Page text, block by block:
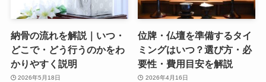
納骨の流れを解説｜いつ・
どこで・どう行うのかをわ
かりやすく説明
2026年5月18日
位牌・仏壇を準備するタイ
ミングはいつ？選び方・必
要性・費用目安を解説
2026年4月16日